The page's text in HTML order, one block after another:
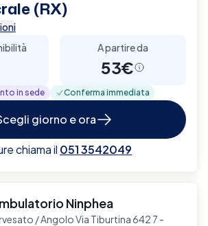
(RX)
A partire da
53€
in sede Conferma immediata
giorno e ora
chiama il 051 3542049
Ninphea
/ Angolo Via Tiburtina 642 7 -